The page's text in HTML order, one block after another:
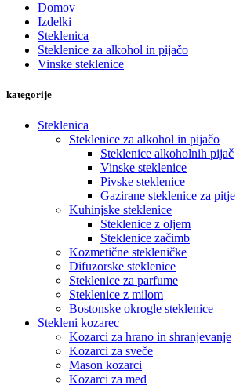
Domov
Izdelki
Steklenica
Steklenice za alkohol in pijačo
Vinske steklenice
kategorije
Steklenica
Steklenice za alkohol in pijačo
Steklenice alkoholnih pijač
Vinske steklenice
Pivske steklenice
Gazirane steklenice za pitje
Kuhinjske steklenice
Steklenice z oljem
Steklenice začimb
Kozmetične stekleničke
Difuzorske steklenice
Steklenice za parfume
Steklenice z milom
Bostonske okrogle steklenice
Stekleni kozarec
Kozarci za hrano in shranjevanje
Kozarci za sveče
Mason kozarci
Kozarci za med